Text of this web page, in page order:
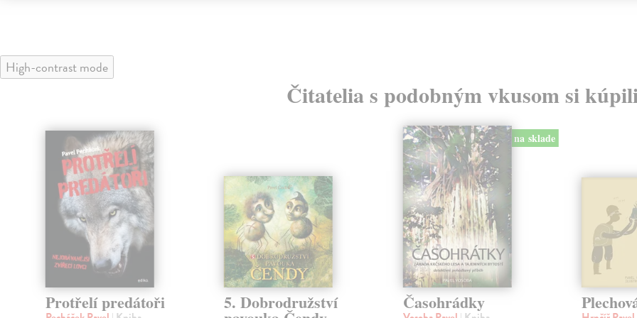
High-contrast mode
Čitatelia s podobným vkusom si
Protřelí predátoři 5. Dobrodružství
na sklade
Časohrádky